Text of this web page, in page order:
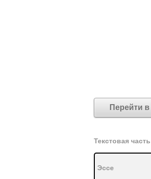
Перейти
Текстовая
Эссе